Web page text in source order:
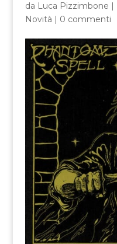
da Luca Pizzimbone |
Novità | 0 commenti